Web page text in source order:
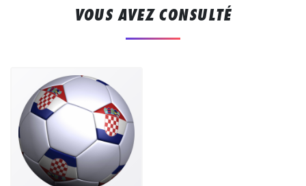
VOUS AVEZ CONSULTÉ